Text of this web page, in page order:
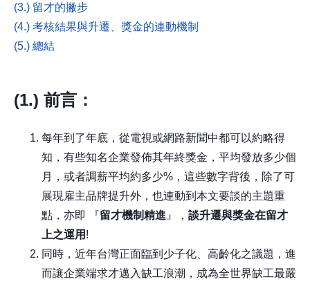
(3.) 留才的撇步
(4.) 考核結果與升遷、獎金的連動機制
(5.) 總結
(1.) 前言：
每年到了年底，從電視或網路新聞中都可以約略得
知，有些知名企業發佈其年終獎金，平均發放多少個
月，或者調薪平均約多少%，這些數字背後，除了可
展現雇主品牌提升外，也連動到本文要談的主題重
點，亦即 『留才機制精進 』， 談升遷與獎金在留才
上之運用 !
同時，近年台灣正面臨到少子化、高齡化之議題，進
而讓企業端求才邁入缺工浪潮，成為全世界缺工最嚴